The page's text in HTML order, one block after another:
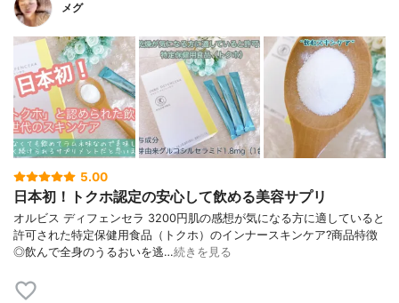
メグ
5.00
日本初！トクホ認定の安心して飲める美容サプリ
オルビス ディフェンセラ 3200円肌の感想が気になる方に適していると
許可された特定保健用食品（トクホ）のインナースキンケア?商品特徴
◎飲んで全身のうるおいを逃…続きを見る